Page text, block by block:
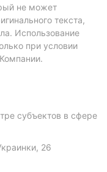
не может
текста,
Использование
при условии
субъектов в сфере
26